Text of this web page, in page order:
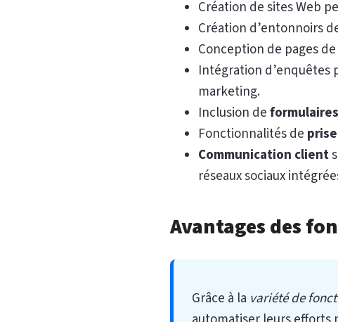
Création de sites Web
Création d’entonnoirs
Conception de pages
Intégration d’enquêtes
marketing.
Inclusion deformulaires
Fonctionnalités de
Communication client
réseaux sociaux
Avantages des
Grâce à la variété de